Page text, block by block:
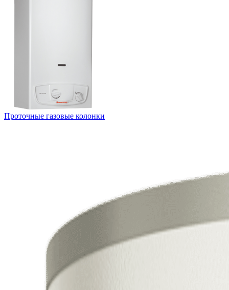
Проточные газовые колонки